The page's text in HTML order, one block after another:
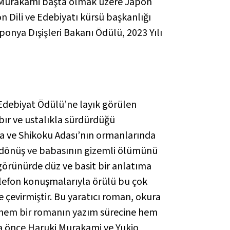
Dili ve Edebiyatı kürsü başkanlığı
Dışişleri Bakanı Ödülü, 2023 Yılı
Ödülü’ne layık görülen
ve ustalıkla sürdürdüğü
Shikoku Adası’nın ormanlarında
ve babasının gizemli ölümünü
düz ve basit bir anlatıma
konuşmalarıyla örülü bu çok
Bu yaratıcı roman, okura
bir romanın yazım sürecine hem